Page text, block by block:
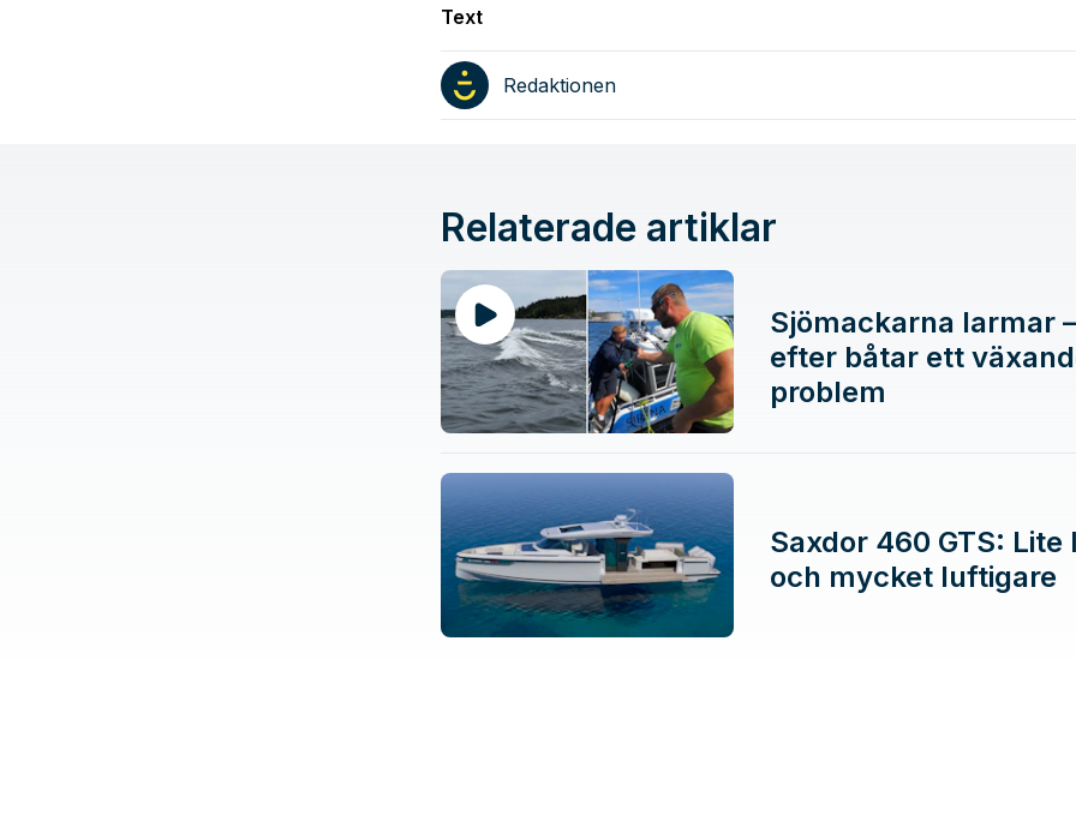
Text
Redaktionen
Relaterade artiklar
Sjömackarna larmar
efter båtar ett
problem
Saxdor 460 GTS: Lite
och mycket luftigare